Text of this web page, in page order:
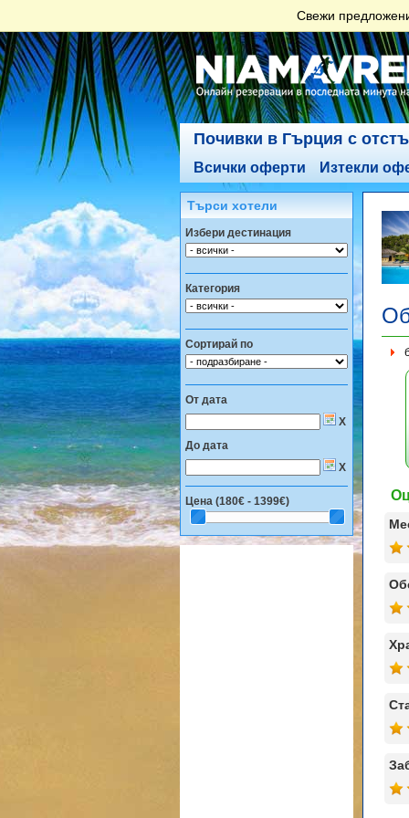
Свежи
Почивки в Гърция с
Всички оферти Изтекли
Търси хотели
Избери дестинация
Категория
Сортирай по
От дата
X
До дата
X
Цена (180€ - 1399€)